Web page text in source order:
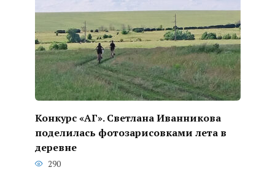
Конкурс «АГ». Светлана Иванникова
поделилась фотозарисовками лета в
деревне
290